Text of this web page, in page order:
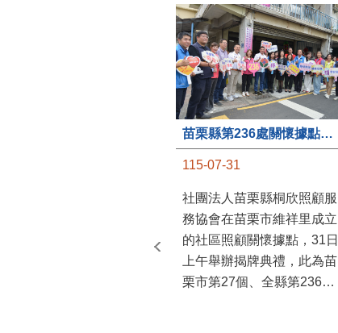
苗栗縣第236處關懷據點在苗栗市維祥里揭牌
115-07-31
社團法人苗栗縣桐欣照顧服
務協會在苗栗市維祥里成立
的社區照顧關懷據點，31日
上午舉辦揭牌典禮，此為苗
栗市第27個、全縣第236處